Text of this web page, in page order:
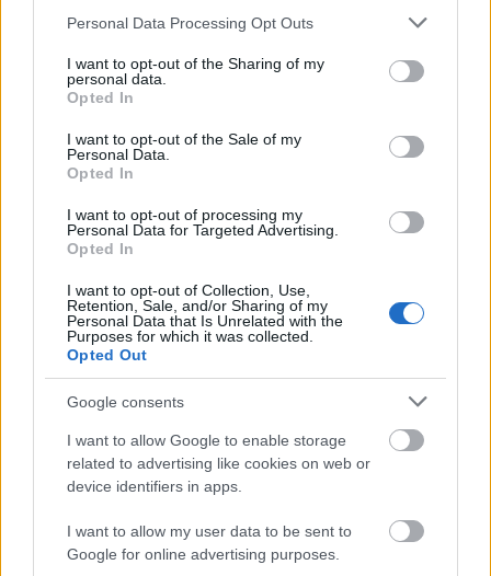
Please note that this website/app uses one or more Google
not limited to your visit or usage behaviour. You may click to
grant or deny consent to Google and its third-party tags to
use your data for below specified purposes in below Google
consent section.
Personal Data Processing Opt Outs
I want to opt-out of the Sharing of my
personal data.
Opted In
I want to opt-out of the Sale of my
Personal Data.
Opted In
I want to opt-out of processing my
Personal Data for Targeted Advertising.
Opted In
I want to opt-out of Collection, Use,
Retention, Sale, and/or Sharing of my
Personal Data that Is Unrelated with the
Purposes for which it was collected.
Opted Out
Google consents
I want to allow Google to enable storage
related to advertising like cookies on web or
device identifiers in apps.
I want to allow my user data to be sent to
Google for online advertising purposes.
Magyar Képzőművészeti Egyetem
(MKE), a Török
Köztársaság Budapesti Nagykövetsége és a Yunus
Emre Budapesti Török Kulturális Központ ...
„Nem megyünk el azok mellett, akik
bajba jutottak”
Vadmentésről és közösségi segítségnyújtásról
beszélgettünk az Ott-Hont Alapítvánnyal